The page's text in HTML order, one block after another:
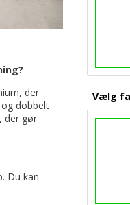
der
dobbelt
der gør
Du kan
Vælg